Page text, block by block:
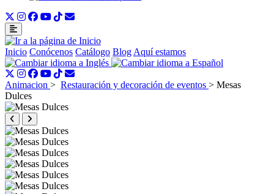
Inicio Conócenos Catálogo Blog Aquí estamos
Animacion > Restauración y decoración de eventos > Mesas
Dulces